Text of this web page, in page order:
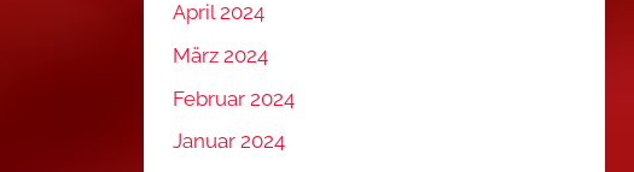
April 2024
März 2024
Februar 2024
Januar 2024